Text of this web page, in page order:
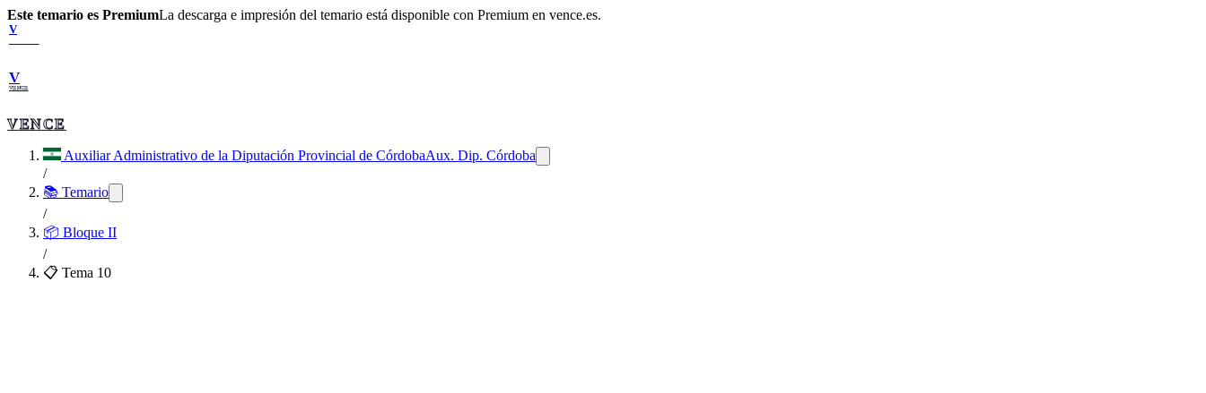
Este temario es PremiumLa descarga e impresión del temario está disponible con Premium en vence.es.
V
V
VENCE
VENCE
Auxiliar Administrativo de la Diputación Provincial de CórdobaAux. Dip. Córdoba
/
📚 Temario
/
📦 Bloque II
/
📋 Tema 10